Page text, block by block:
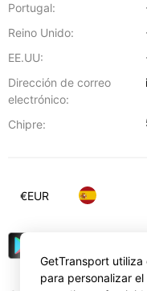
Portugal:
Reino Unido:
EE.UU:
Dirección de correo
electrónico:
Chipre:
€EUR
GetTransport
para personalizar